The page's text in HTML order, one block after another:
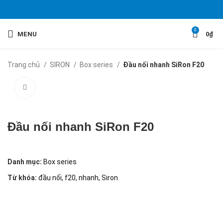
MENU
0
0₫
Trang chủ SIRON Box series Đầu nối nhanh SiRon F20
Đầu nối nhanh SiRon F20
Danh mục: Box series
Từ khóa: đầu nối, f20, nhanh, Siron